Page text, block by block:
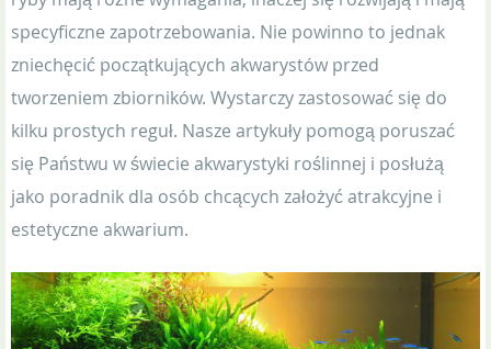
specyficzne zapotrzebowania. Nie powinno to jednak
zniechęcić początkujących akwarystów przed
tworzeniem zbiorników. Wystarczy zastosować się do
kilku prostych reguł. Nasze artykuły pomogą poruszać
się Państwu w świecie akwarystyki roślinnej i posłużą
jako poradnik dla osób chcących założyć atrakcyjne i
estetyczne akwarium.